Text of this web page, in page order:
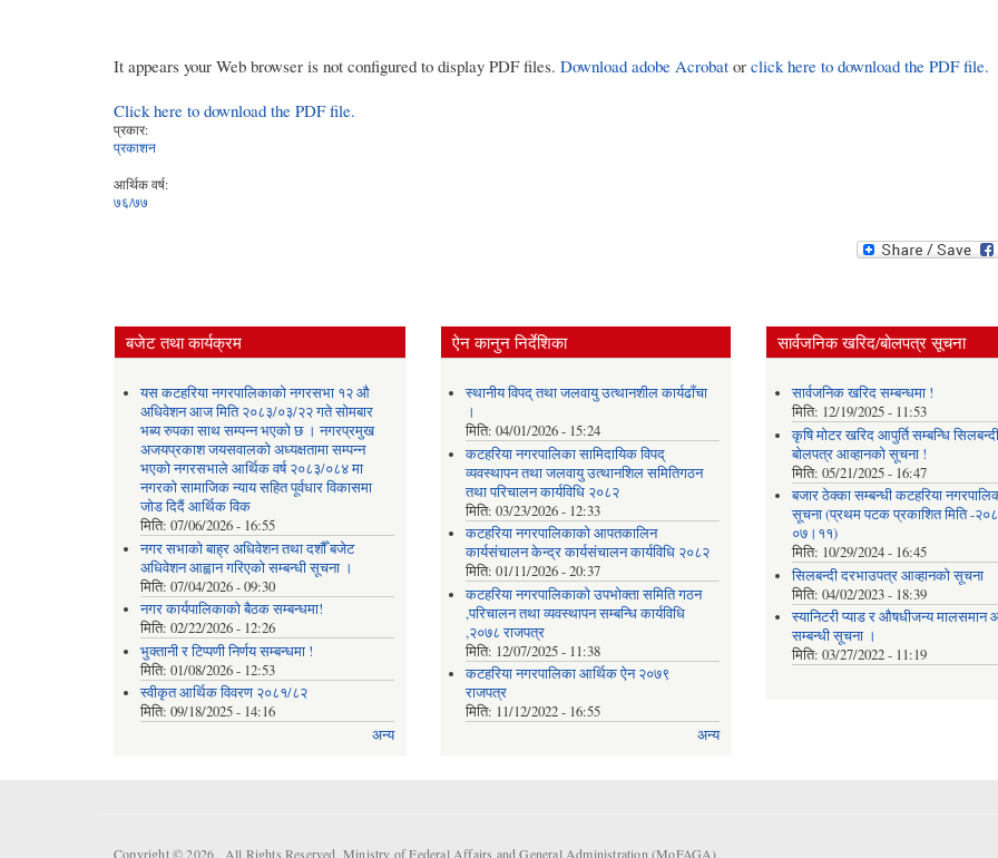
It appears your Web browser is not configured to display PDF files. Download adobe Acrobat or click here to download the PDF file.
Click here to download the PDF file.
प्रकार:
प्रकाशन
आर्थिक वर्ष:
७६/७७
बजेट तथा कार्यक्रम
यस कटहरिया नगरपालिकाको नगरसभा १२ औ
अधिवेशन आज मिति २०८३/०३/२२ गते सोमबार
भब्य रुपका साथ सम्पन्न भएको छ । नगरप्रमुख
अजयप्रकाश जयसवालको अध्यक्षतामा सम्पन्न
भएको नगरसभाले आर्थिक वर्ष २०८३/०८४ मा
नगरको सामाजिक न्याय सहित पूर्वधार विकासमा
जोड दिदैं आर्थिक विक
मिति: 07/06/2026 - 16:55
नगर सभाको बाह्र अधिवेशन तथा दशौँ बजेट
अधिवेशन आह्वान गरिएको सम्बन्धी सूचना ।
मिति: 07/04/2026 - 09:30
नगर कार्यपालिकाको बैठक सम्बन्धमा!
मिति: 02/22/2026 - 12:26
भुक्तानी र टिप्पणी निर्णय सम्बन्धमा !
मिति: 01/08/2026 - 12:53
स्वीकृत आर्थिक विवरण २०८१/८२
मिति: 09/18/2025 - 14:16
अन्य
ऐन कानुन निर्देशिका
स्थानीय विपद् तथा जलवायु उत्थानशील कार्यढाँचा
।
मिति:04/01/2026 - 15:24
कटहरिया नगरपालिका सामिदायिक विपद्
व्यवस्थापन तथा जलवायु उत्थानशिल समितिगठन
तथा परिचालन कार्यविधि २०८२
मिति:03/23/2026 - 12:33
कटहरिया नगरपालिकाको आपतकालिन
कार्यसंचालन केन्द्र कार्यसंचालन कार्यविधि २०८२
मिति:01/11/2026 - 20:37
कटहरिया नगरपालिकाको उपभोक्ता समिति गठन
,परिचालन तथा व्यवस्थापन सम्बन्धि कार्यविधि
,२०७८ राजपत्र
मिति: 12/07/2025 - 11:38
कटहरिया नगरपालिका आर्थिक ऐन २०७९
राजपत्र
मिति: 11/12/2022 - 16:55
अन्य
सार्वजनिक खरिद/बोलपत्र सूचना
सार्वजनिक खरिद सम्बन्धमा !
मिति: 12/19/2025 - 11:53
कृषि मोटर खरिद आपुर्ति सम्बन्धि सिलबन्दी
बोलपत्र आव्हानको सूचना !
मिति: 05/21/2025 - 16:47
बजार ठेक्का सम्बन्धी कटहरिया
सूचना (प्रथम पटक प्रकाशित मिति -
०७।११)
मिति: 10/29/2024 - 16:45
सिलबन्दी दरभाउपत्र आव्हानको सूचना
मिति: 04/02/2023 - 18:39
स्यानिटरी प्याड र ‌औषधीजन्य मालसमान
सम्बन्धी सूचना ।
मिति: 03/27/2022 - 11:19
Copyright © 2026 . All Rights Reserved. Ministry of Federal Affairs and General Administration (MoFAGA).